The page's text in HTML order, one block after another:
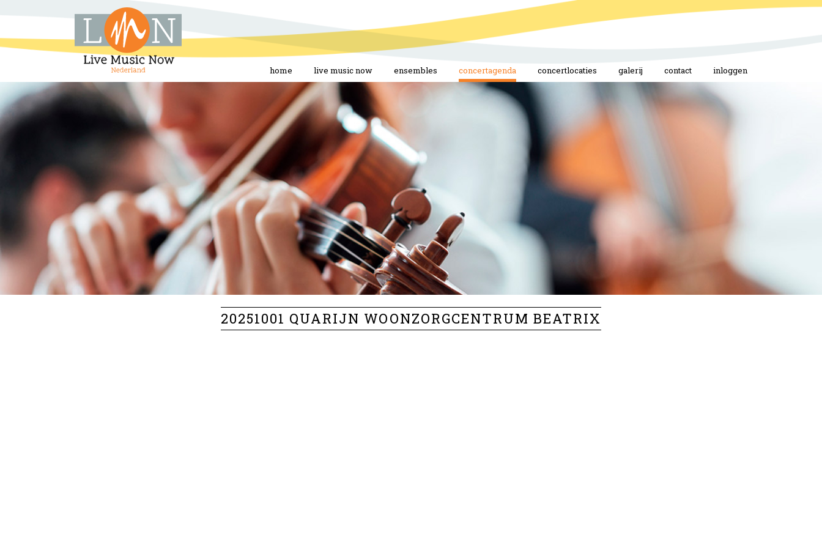
home live music now ensembles concertagenda concertlocaties galerij contact inloggen
20251001 QUARIJN WOONZORGCENTRUM BEATRIX